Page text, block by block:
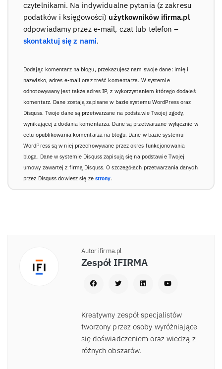
czytelnikami. Na indywidualne pytania (z zakresu
podatków i księgowości) użytkowników ifirma.pl
odpowiadamy przez e-mail, czat lub telefon –
skontaktuj się z nami.
Dodając komentarz na blogu, przekazujesz nam swoje dane: imię i
nazwisko, adres e-mail oraz treść komentarza. W systemie
odnotowywany jest także adres IP, z wykorzystaniem którego dodałeś
komentarz. Dane zostają zapisane w bazie systemu WordPress oraz
Disquss. Twoje dane są przetwarzane na podstawie Twojej zgody,
wynikającej z dodania komentarza. Dane są przetwarzane wyłącznie w
celu opublikowania komentarza na blogu. Dane w bazie systemu
WordPress są w niej przechowywane przez okres funkcjonowania
bloga. Dane w systemie Disquss zapisują się na podstawie Twojej
umowy zawartej z firmą Disquss. O szczegółach przetwarzania danych
przez Disquss dowiesz się ze strony.
Autor ifirma.pl
Zespół IFIRMA
Kreatywny zespół specjalistów
tworzony przez osoby wyróżniające
się doświadczeniem oraz wiedzą z
różnych obszarów.